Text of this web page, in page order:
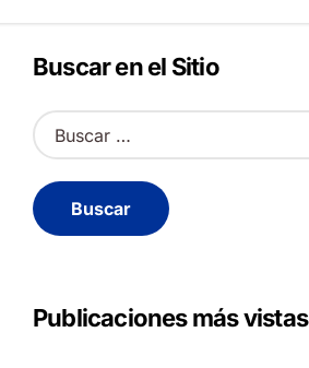
Buscar en el Sitio
B
u
c
a
Publicaciones más vistas